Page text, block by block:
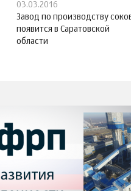
03.03.2016
Завод по производству
появится в Саратовской
области